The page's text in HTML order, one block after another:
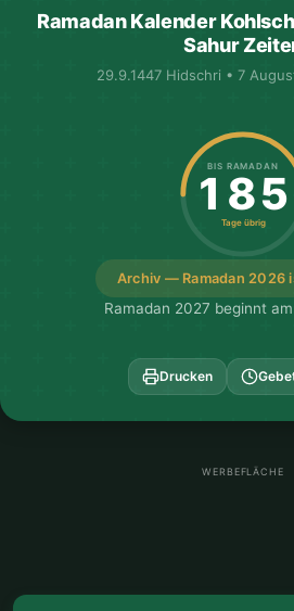
Ramadan Kalender
Sahur
29.9.1447 Hidschri • 7
Archiv — Ramadan 2026
BIS RAMADAN
185
Tage übrig
Ramadan 2027 beginnt
Drucken
WERBEFLÄCHE